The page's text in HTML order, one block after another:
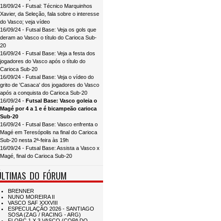
18/09/24 - Futsal: Técnico Marquinhos
Xavier, da Seleção, fala sobre o interesse
do Vasco; veja vídeo
16/09/24 - Futsal Base: Veja os gols que
deram ao Vasco o título do Carioca Sub-
20
16/09/24 - Futsal Base: Veja a festa dos
jogadores do Vasco após o título do
Carioca Sub-20
16/09/24 - Futsal Base: Veja o vídeo do
grito de 'Casaca' dos jogadores do Vasco
após a conquista do Carioca Sub-20
16/09/24 - Futsal Base: Vasco goleia o
Magé por 4 a 1 e é bicampeão carioca
Sub-20
16/09/24 - Futsal Base: Vasco enfrenta o
Magé em Teresópolis na final do Carioca
Sub-20 nesta 2ª-feira às 19h
16/09/24 - Futsal Base: Assista a Vasco x
Magé, final do Carioca Sub-20
DO FÓRUM